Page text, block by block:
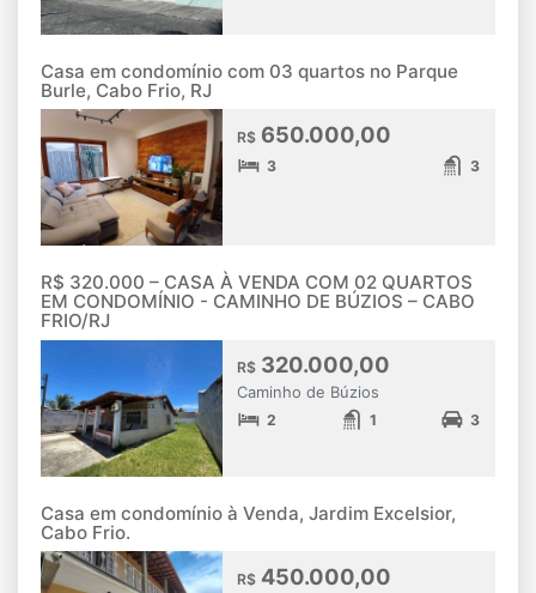
Casa em condomínio com 03 quartos no Parque
Burle, Cabo Frio, RJ
R$ 650.000,00
3 3
R$ 320.000 – CASA À VENDA COM 02 QUARTOS
EM CONDOMÍNIO - CAMINHO DE BÚZIOS – CABO
FRIO/RJ
R$ 320.000,00
Caminho de Búzios
2 1 3
Casa em condomínio à Venda, Jardim Excelsior,
Cabo Frio.
R$ 450.000,00